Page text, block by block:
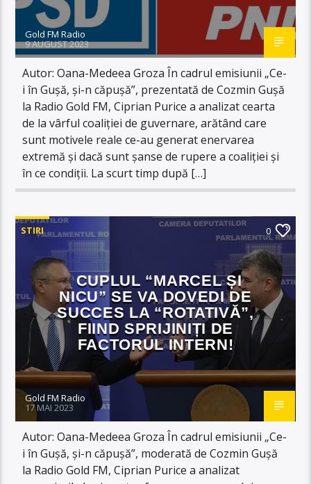
Gold FM Radio
9 AUGUST 2023
Autor: Oana-Medeea Groza În cadrul emisiunii „Ce-
i în Gușă, și-n căpușă”, prezentată de Cozmin Gușă
la Radio Gold FM, Ciprian Purice a analizat cearta
de la vârful coaliției de guvernare, arătând care
sunt motivele reale ce-au generat enervarea
extremă și dacă sunt șanse de rupere a coaliției și
în ce condiții. La scurt timp după […]
STIRI 0
CUPLUL “MARCEL ȘI
NICU” SE VA DOVEDI DE
SUCCES LA “ROTATIVĂ”,
FIIND SPRIJINIȚI DE
FACTORUL INTERN!
Gold FM Radio
17 MAI 2023
Autor: Oana-Medeea Groza În cadrul emisiunii „Ce-
i în Gușă, și-n căpușă”, moderată de Cozmin Gușă
la Radio Gold FM, Ciprian Purice a analizat